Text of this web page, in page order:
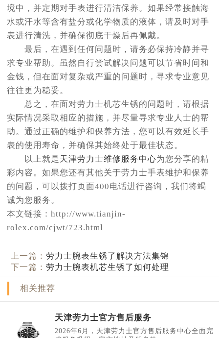
境中，并定期对手表进行清洁保养。如果经常接触海
水或汗水等含有盐分或化学物质的液体，请及时对手
表进行清洗，并确保彻底干燥后再佩戴。
最后，在遇到任何问题时，请务必保持冷静并寻
求专业帮助。虽然自行尝试解决问题可以节省时间和
金钱，但在面对复杂或严重的问题时，寻求专业意见
往往更为稳妥。
总之，在面对劳力士机芯生锈的问题时，请根据
实际情况采取相应的措施，并尽量寻求专业人士的帮
助。通过正确的维护和保养方法，您可以有效延长手
表的使用寿命，并确保其始终处于最佳状态。
以上就是天津劳力士维修服务中心为您分享的精
彩内容。如果您还有其他关于劳力士手表维护和保养
的问题，可以拨打页面400电话进行咨询，我们将竭
诚为您服务。
本文链接：http://www.tianjin-
rolex.com/cjwt/723.html
上一篇：劳力士腕表生锈了解决方法集锦
下一篇：劳力士腕表机芯生锈了如何处理
相关推荐
天津劳力士官方售后服务
2026年6月，天津劳力士官方售后服务中心全面完